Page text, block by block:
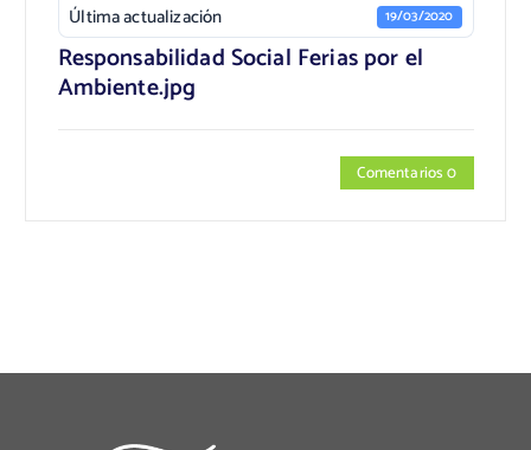
Última actualización 19/03/2020
Responsabilidad Social Ferias por el
Ambiente.jpg
Comentarios 0